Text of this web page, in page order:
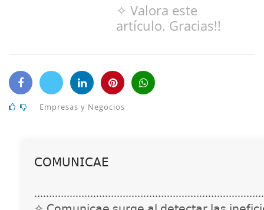
✧ Valora este
artículo. Gracias!!
Empresas y Negocios
𝖢𝖮𝖬𝖴𝖭𝖨𝖢𝖠𝖤